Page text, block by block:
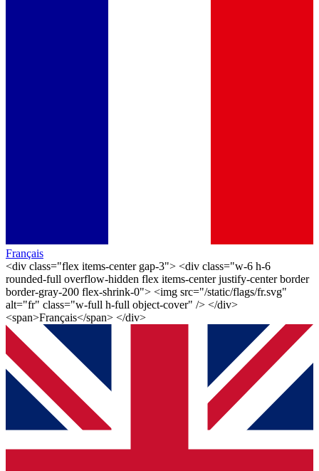
Français
<div class="flex items-center gap-3"> <div class="w-6 h-6
rounded-full overflow-hidden flex items-center justify-center border
border-gray-200 flex-shrink-0"> <img src="/static/flags/fr.svg"
alt="fr" class="w-full h-full object-cover" /> </div>
<span>Français</span> </div>